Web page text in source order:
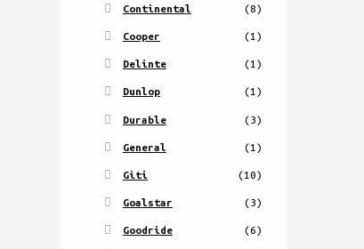
Continental (8)
Cooper (1)
Delinte (1)
Dunlop (1)
Durable (3)
General (1)
Giti (10)
Goalstar (3)
Goodride (6)